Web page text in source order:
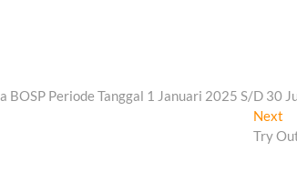
BOSP Periode Tanggal 1 Januari 2025 S/D 30
Next
Try